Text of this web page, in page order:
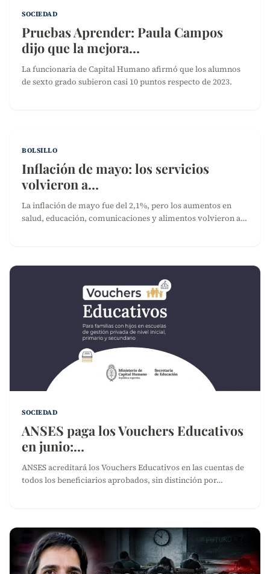
SOCIEDAD
Pruebas Aprender: Paula Campos
dijo que la mejora…
La funcionaria de Capital Humano afirmó que los alumnos
de sexto grado subieron casi 10 puntos respecto de 2023.
BOLSILLO
Inflación de mayo: los servicios
volvieron a…
La inflación de mayo fue del 2,1%, pero los aumentos en
salud, educación, comunicaciones y alimentos volvieron a…
SOCIEDAD
ANSES paga los Vouchers Educativos
en junio:…
ANSES acreditará los Vouchers Educativos en las cuentas de
todos los beneficiarios aprobados, sin distinción por…